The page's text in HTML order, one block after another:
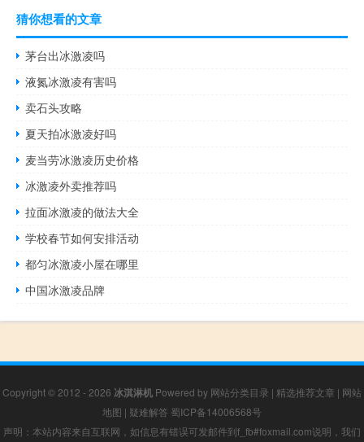
猜你想看的文章
茅台出冰激凌吗
液氮冰激凌有害吗
卖石头攻略
夏天拍冰激凌好吗
麦当劳冰激凌历史价格
冰激凌外卖推荐吗
拉面冰激凌的做法大全
学校春节如何安排活动
都匀冰激凌小屋在哪里
中国冰激凌品牌
Copyright © 2012 - 2026 冰淇淋机 Powered by 网站分类目录 | 精选推荐文章 | 网站
地图 | 疑难解答 蜀ICP备14006568号
声明：本站内容来自互联网，如信息有错误可发邮件到f_fb#foxmail.com说明，我们